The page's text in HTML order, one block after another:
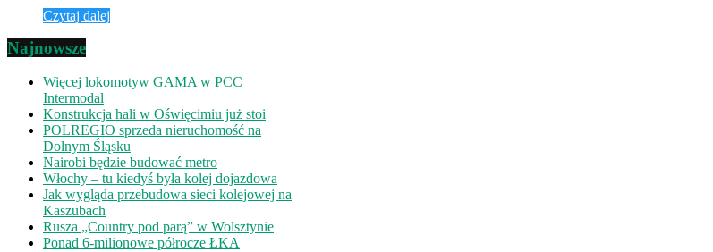
Czytaj dalej
Najnowsze
Więcej lokomotyw GAMA w PCC
Intermodal
Konstrukcja hali w Oświęcimiu już stoi
POLREGIO sprzeda nieruchomość na
Dolnym Śląsku
Nairobi będzie budować metro
Włochy – tu kiedyś była kolej dojazdowa
Jak wygląda przebudowa sieci kolejowej na
Kaszubach
Rusza „Country pod parą” w Wolsztynie
Ponad 6-milionowe półrocze ŁKA